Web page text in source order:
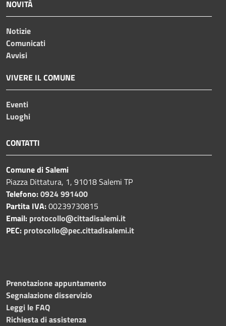
NOVITÀ
Notizie
Comunicati
Avvisi
VIVERE IL COMUNE
Eventi
Luoghi
CONTATTI
Comune di Salemi
Piazza Dittatura, 1, 91018 Salemi TP
Telefono:0924 991400
Partita IVA:00239730815
Email: protocollo@cittadisalemi.it
PEC: protocollo@pec.cittadisalemi.it
Prenotazione appuntamento
Segnalazione disservizio
Leggi le FAQ
Richiesta di assistenza